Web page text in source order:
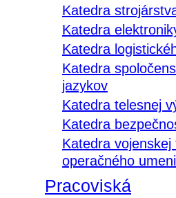
Katedra
Katedra
Katedra
Katedra
jazykov
Katedra telesnej
Katedra
Katedra vojenskej
operačného
Pracoviská